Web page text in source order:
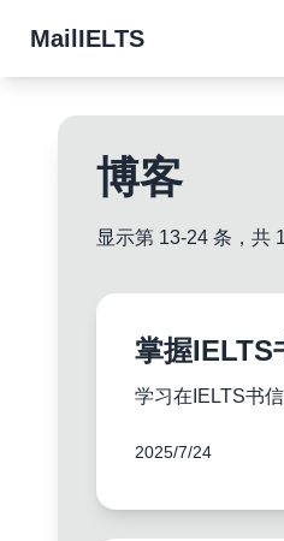
MailIELTS
博客
显示第 13-24 条，共
掌握IELTS
学习在IELTS书
2025/7/24